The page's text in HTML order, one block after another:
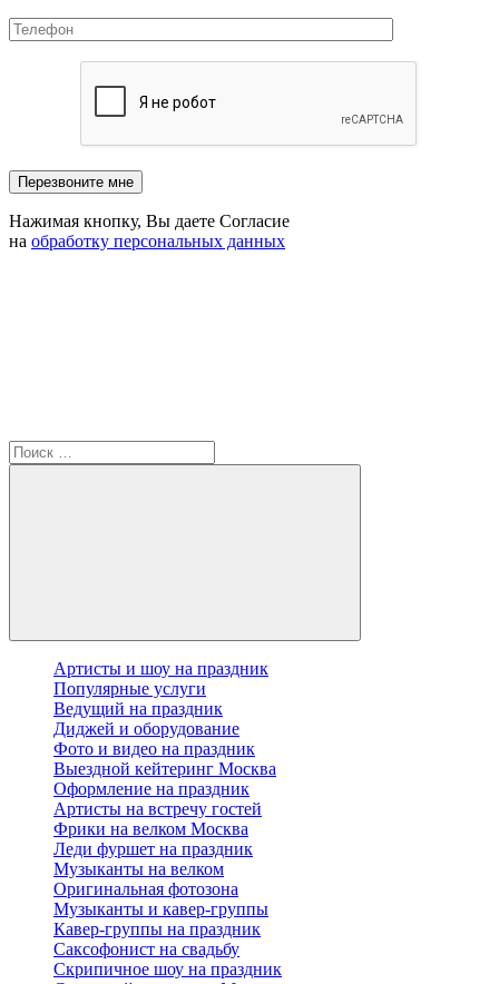
Нажимая кнопку, Вы даете Согласие
на обработку персональных данных
Артисты и шоу на праздник
Популярные услуги
Ведущий на праздник
Диджей и оборудование
Фото и видео на праздник
Выездной кейтеринг Москва
Оформление на праздник
Артисты на встречу гостей
Фрики на велком Москва
Леди фуршет на праздник
Музыканты на велком
Оригинальная фотозона
Музыканты и кавер-группы
Кавер-группы на праздник
Саксофонист на свадьбу
Скрипичное шоу на праздник